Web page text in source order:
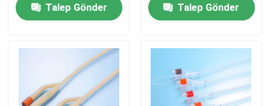
Tıbbi Silikon Kauçuk
Tıbbi Kauçuk Tıpa
Kauçuk Şırınga Pistonu
Talep Gönder
Talep Gönder